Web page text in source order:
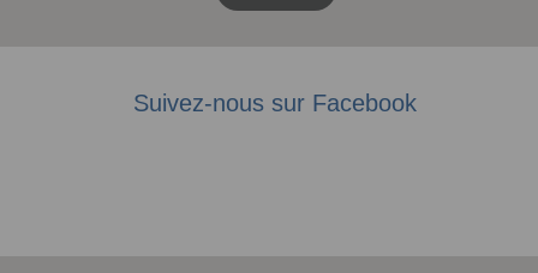
Suivez-nous sur Facebook